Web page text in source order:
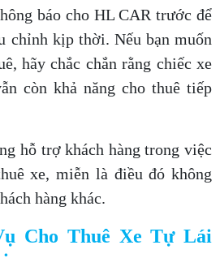
báo cho HL CAR trước để
chỉnh kịp thời. Nếu bạn muốn
hãy chắc chắn rằng chiếc xe
còn khả năng cho thuê tiếp
hỗ trợ khách hàng trong việc
xe, miễn là điều đó không
hàng khác.
Cho Thuê Xe Tự Lái